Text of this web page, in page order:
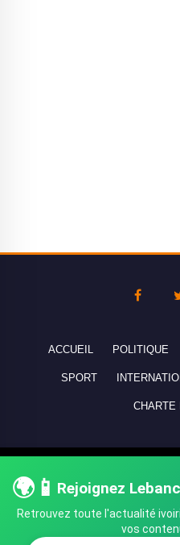
🌍📱 Rejoignez
Retrouvez toute l'actualité
vos
ACCUEIL POLITIQUE
SPORT
CHARTE
réservés - All